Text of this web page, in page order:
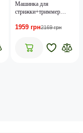
Машинка для
стрижки+триммер
Series PG4000
1959 грн2169 грн